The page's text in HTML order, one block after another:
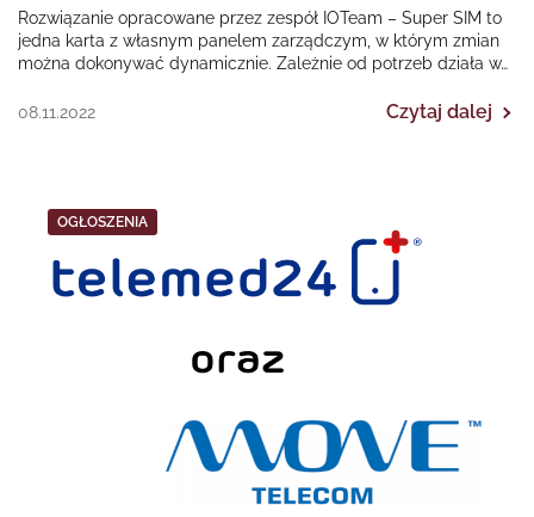
Rozwiązanie opracowane przez zespół IOTeam – Super SIM to
jedna karta z własnym panelem zarządczym, w którym zmian
można dokonywać dynamicznie. Zależnie od potrzeb działa w…
08.11.2022 Czytaj dalej
OGŁOSZENIA